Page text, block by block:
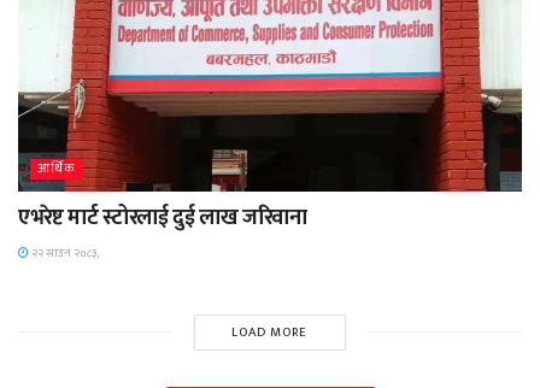
आर्थिक
एभरेष्ट मार्ट स्टोरलाई दुई लाख जरिवाना
२२ साउन २०८३,
LOAD MORE